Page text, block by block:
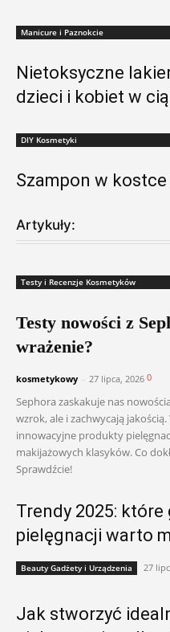
Manicure i Paznokcie
Nietoksyczne
dzieci i kobiet w
DIY Kosmetyki
Szampon w
Artykuły:
Testy i Recenzje Kosmetyków
Testy nowości z
wrażenie?
kosmetykowy - 27 lipca, 2026 0
Sephora zaskakuje nas
wzrok, ale i zachwycają
innowacyjne produkty
makijażowych klasyków. Co
Sprawdźcie!
Trendy 2025: które
pielęgnacji warto
Beauty Gadżety i Urządzenia 27
Jak stworzyć